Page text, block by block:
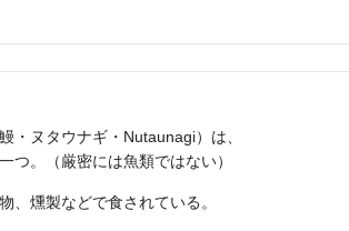
・ヌタウナギ・Nutaunagi）は、
つ。（厳密には魚類ではない）
、燻製などで食されている。